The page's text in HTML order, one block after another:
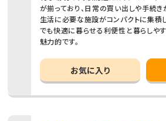
が揃っており、日常の買い出しや手続き
生活に必要な施設がコンパクトに集積
でも快適に暮らせる利便性と暮らしや
魅力的です。
お気に入り